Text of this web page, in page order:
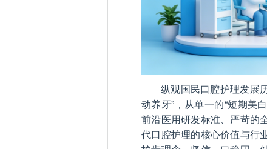
纵观国民口腔护理发展
动养牙”，从单一的“短期美
前沿医用研发标准、严苛的
代口腔护理的核心价值与行